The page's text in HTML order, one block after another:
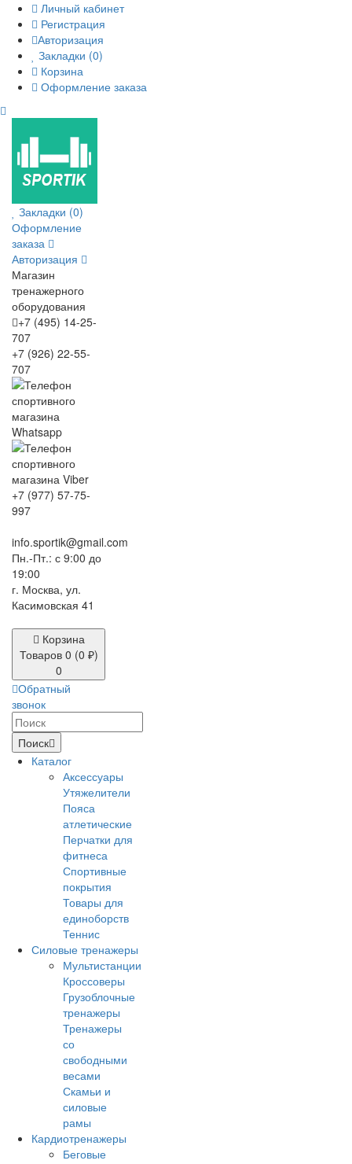
Личный кабинет
Регистрация
Авторизация
Закладки (0)
Корзина
Оформление заказа
Закладки (0)
Оформление
заказа
Авторизация
Магазин
тренажерного
оборудования
+7 (495) 14-25-
707
+7 (926) 22-55-
707
+7 (977) 57-75-
997
info.sportik@gmail.com
Пн.-Пт.: с 9:00 до
19:00
г. Москва, ул.
Касимовская 41
Корзина
Товаров 0 (0 ₽)
0
Обратный
звонок
Поиск
Каталог
Аксессуары
Утяжелители
Пояса
атлетические
Перчатки для
фитнеса
Спортивные
покрытия
Товары для
единоборств
Теннис
Силовые тренажеры
Мультистанции
Кроссоверы
Грузоблочные
тренажеры
Тренажеры
со
свободными
весами
Скамьи и
силовые
рамы
Кардиотренажеры
Беговые